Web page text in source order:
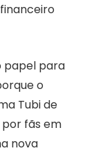
papel para
o
Tubi de
fãs em
nova